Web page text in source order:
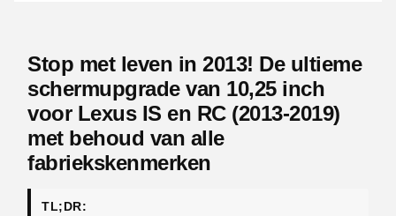
Stop met leven in 2013! De ultieme
schermupgrade van 10,25 inch
voor Lexus IS en RC (2013-2019)
met behoud van alle
fabriekskenmerken
TL;DR: